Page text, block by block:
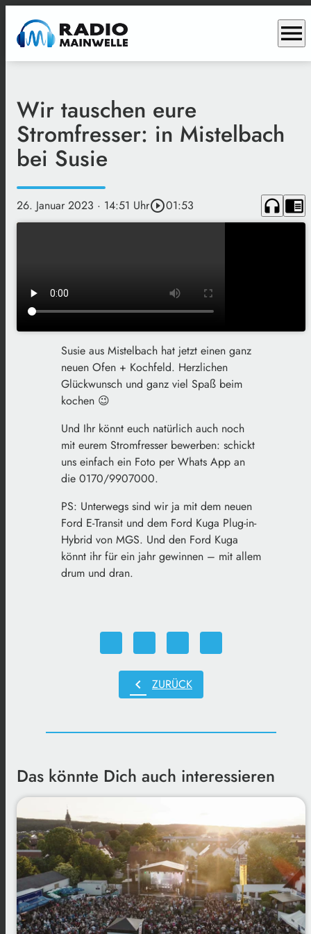
menu
Wir tauschen eure
Stromfresser: in Mistelbach
bei Susie
26. Januar 2023 · 14:51 Uhrplay_circle_outline01:53 headphones chrome_reader_mode
Susie aus Mistelbach hat jetzt einen ganz
neuen Ofen + Kochfeld. Herzlichen
Glückwunsch und ganz viel Spaß beim
kochen 😉
Und Ihr könnt euch natürlich auch noch
mit eurem Stromfresser bewerben: schickt
uns einfach ein Foto per Whats App an
die 0170/9907000.
PS: Unterwegs sind wir ja mit dem neuen
Ford E-Transit und dem Ford Kuga Plug-in-
Hybrid von MGS. Und den Ford Kuga
könnt ihr für ein jahr gewinnen – mit allem
drum und dran.
chevron_left ZURÜCK
Das könnte Dich auch interessieren